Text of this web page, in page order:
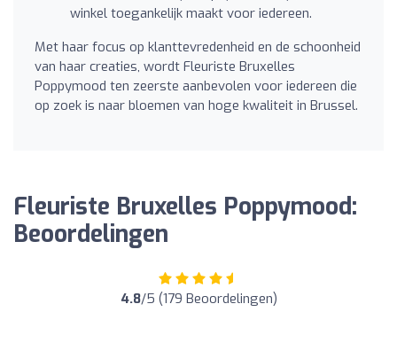
winkel toegankelijk maakt voor iedereen.
Met haar focus op klanttevredenheid en de schoonheid
van haar creaties, wordt Fleuriste Bruxelles
Poppymood ten zeerste aanbevolen voor iedereen die
op zoek is naar bloemen van hoge kwaliteit in Brussel.
Fleuriste Bruxelles Poppymood:
Beoordelingen
4.8/5 (179 Beoordelingen)